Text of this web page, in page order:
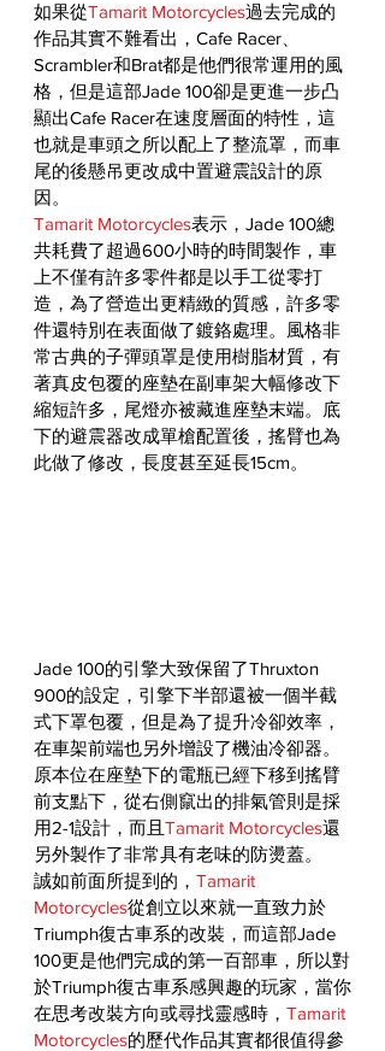
如果從Tamarit Motorcycles過去完成的
作品其實不難看出，Cafe Racer、
Scrambler和Brat都是他們很常運用的風
格，但是這部Jade 100卻是更進一步凸
顯出Cafe Racer在速度層面的特性，這
也就是車頭之所以配上了整流罩，而車
尾的後懸吊更改成中置避震設計的原
因。
Tamarit Motorcycles表示，Jade 100總
共耗費了超過600小時的時間製作，車
上不僅有許多零件都是以手工從零打
造，為了營造出更精緻的質感，許多零
件還特別在表面做了鍍鉻處理。風格非
常古典的子彈頭罩是使用樹脂材質，有
著真皮包覆的座墊在副車架大幅修改下
縮短許多，尾燈亦被藏進座墊末端。底
下的避震器改成單槍配置後，搖臂也為
此做了修改，長度甚至延長15cm。
Jade 100的引擎大致保留了Thruxton
900的設定，引擎下半部還被一個半截
式下罩包覆，但是為了提升冷卻效率，
在車架前端也另外增設了機油冷卻器。
原本位在座墊下的電瓶已經下移到搖臂
前支點下，從右側竄出的排氣管則是採
用2-1設計，而且 Tamarit Motorcycles還
另外製作了非常具有老味的防燙蓋。
誠如前面所提到的， Tamarit
Motorcycles從創立以來就一直致力於
Triumph復古車系的改裝，而這部Jade
100更是他們完成的第一百部車，所以對
於Triumph復古車系感興趣的玩家，當你
在思考改裝方向或尋找靈感時， Tamarit
Motorcycles的歷代作品其實都很值得參